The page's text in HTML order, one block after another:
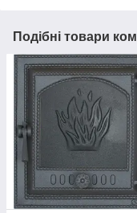
Подібні товари